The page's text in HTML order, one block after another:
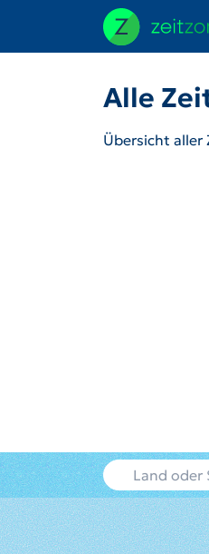
Alle
Übersicht